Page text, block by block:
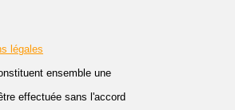
légales
ensemble une
effectuée sans l'accord